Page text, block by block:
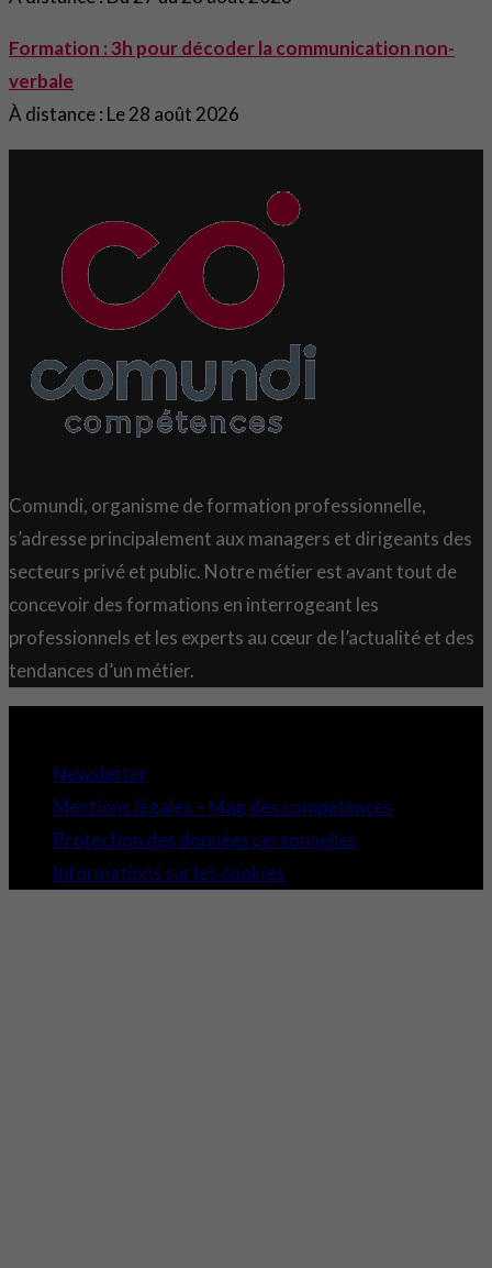
Formation : 3h pour décoder la communication non-
verbale
À distance : Le 28 août 2026
Comundi, organisme de formation professionnelle,
s’adresse principalement aux managers et dirigeants des
secteurs privé et public. Notre métier est avant tout de
concevoir des formations en interrogeant les
professionnels et les experts au cœur de l’actualité et des
tendances d’un métier.
Newsletter
Mentions légales – Mag des compétences
Protection des données personnelles
Informations sur les cookies